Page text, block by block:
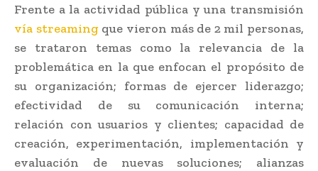
Frente a la actividad pública y una transmisión
vía streamingque vieron más de 2 mil personas,
se trataron temas como la relevancia de la
problemática en la que enfocan el propósito de
su organización; f​ormas de ejercer liderazgo;
efectividad de su comunicación interna;
relación con usuarios y clientes; capacidad de
creación, experimentación, implementación y
evaluación de nuevas soluciones; alianzas